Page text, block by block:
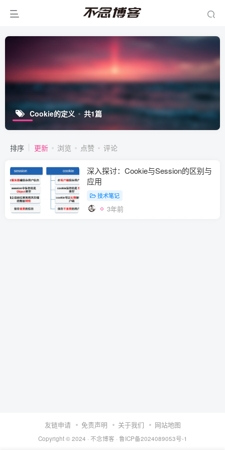
Cookie的定义 共1篇
排序 更新 浏览 点赞 评论
深入探讨：Cookie与Session的区别与
应用
技术笔记
3年前
友链申请 免责声明 关于我们 网站地图
Copyright © 2024 · 不念博客 · 鲁ICP备2024089053号-1